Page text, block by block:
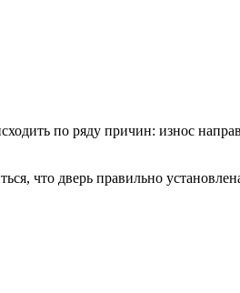
по ряду причин: износ
что дверь правильно